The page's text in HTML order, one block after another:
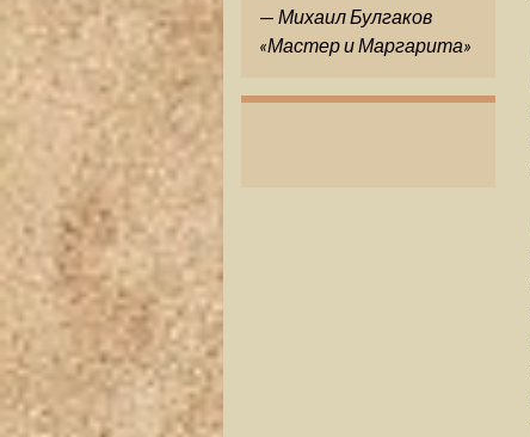
— Михаил Булгаков
«Мастер и Маргарита»